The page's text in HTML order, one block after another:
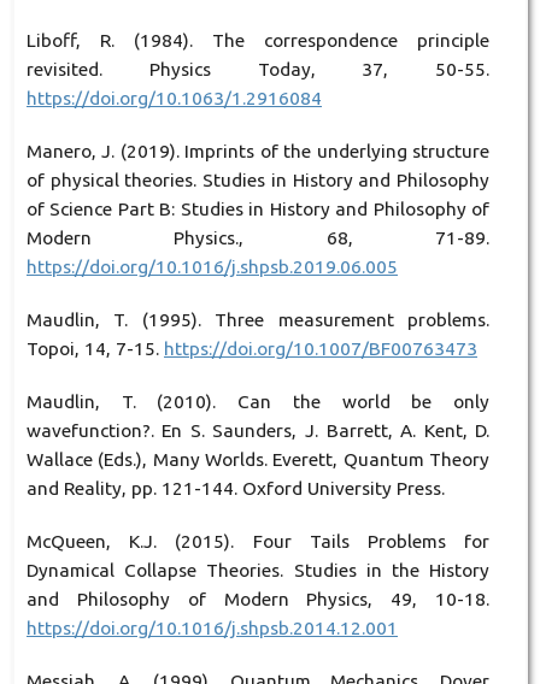
Liboff, R. (1984). The correspondence principle
revisited. Physics Today, 37, 50-55.
https://doi.org/10.1063/1.2916084
Manero, J. (2019). Imprints of the underlying structure
of physical theories. Studies in History and Philosophy
of Science Part B: Studies in History and Philosophy of
Modern Physics., 68, 71-89.
https://doi.org/10.1016/j.shpsb.2019.06.005
Maudlin, T. (1995). Three measurement problems.
Topoi, 14, 7-15. https://doi.org/10.1007/BF00763473
Maudlin, T. (2010). Can the world be only
wavefunction?. En S. Saunders, J. Barrett, A. Kent, D.
Wallace (Eds.), Many Worlds. Everett, Quantum Theory
and Reality, pp. 121-144. Oxford University Press.
McQueen, K.J. (2015). Four Tails Problems for
Dynamical Collapse Theories. Studies in the History
and Philosophy of Modern Physics, 49, 10-18.
https://doi.org/10.1016/j.shpsb.2014.12.001